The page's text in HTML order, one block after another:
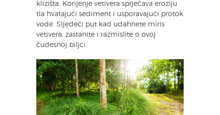
klizišta. Korijenje vetivera sprječava eroziju
tla hvatajući sediment i usporavajući protok
vode. Sljedeći put kad udahnete miris
vetivera, zastanite i razmislite o ovoj
čudesnoj biljci.